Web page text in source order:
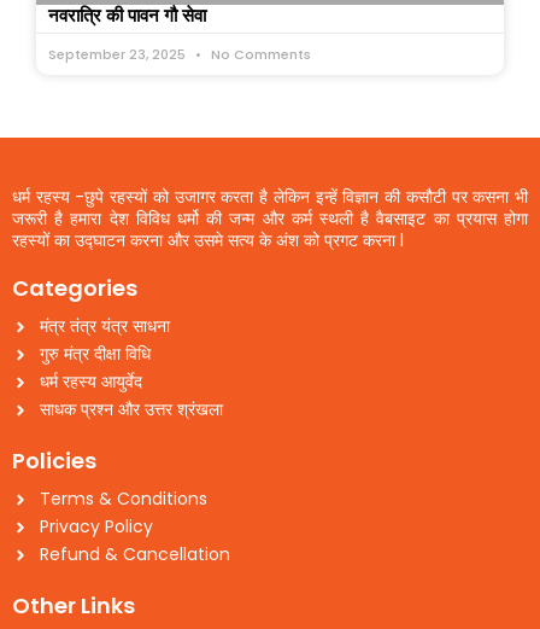
नवरात्रि की पावन गौ सेवा
September 23, 2025 No Comments
धर्म रहस्य -छुपे रहस्यों को उजागर करता है लेकिन इन्हें विज्ञान की कसौटी पर कसना भी
जरूरी है हमारा देश विविध धर्मो की जन्म और कर्म स्थली है वैबसाइट का प्रयास होगा
रहस्यों का उद्घाटन करना और उसमे सत्य के अंश को प्रगट करना l
Categories
मंत्र तंत्र यंत्र साधना
गुरु मंत्र दीक्षा विधि
धर्म रहस्य आयुर्वेद
साधक प्रश्न और उत्तर श्रंखला
Policies
Terms & Conditions
Privacy Policy
Refund & Cancellation
Other Links